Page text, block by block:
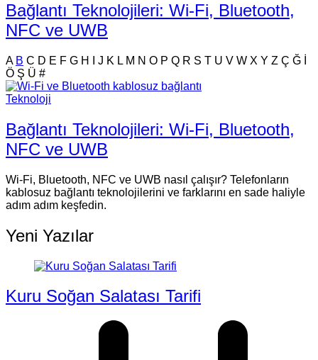
Bağlantı Teknolojileri: Wi-Fi, Bluetooth,
NFC ve UWB
A B C D E F G H J K L M N O P Q R S T U V W X Y Z Ç Ğ
Ö Ş Ü #
Teknoloji
Bağlantı Teknolojileri: Wi-Fi, Bluetooth,
NFC ve UWB
Wi-Fi, Bluetooth, NFC ve UWB nasıl çalışır? Telefonların
kablosuz bağlantı teknolojilerini ve farklarını en sade haliyle
adım adım keşfedin.
Yeni Yazılar
Kuru Soğan Salatası Tarifi